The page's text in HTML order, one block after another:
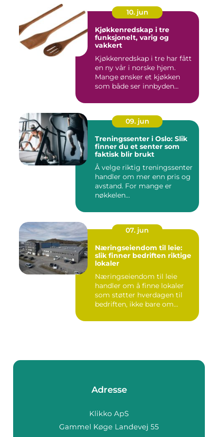
10. jun
Kjøkkenredskap i tre
funksjonelt, varig og
vakkert
Kjøkkenredskap i tre har fått
en ny vår i norske hjem.
Mange ønsker et kjøkken
som både ser innbyden...
09. jun
Treningssenter i Oslo: Slik
finner du et senter som
faktisk blir brukt
Å velge riktig treningssenter
handler om mer enn pris og
avstand. For mange er
nøkkelen...
07. jun
Næringseiendom til leie:
slik finner bedriften riktige
lokaler
Næringseiendom til leie
handler om å finne lokaler
som støtter hverdagen til
bedriften, ikke bare om...
Adresse